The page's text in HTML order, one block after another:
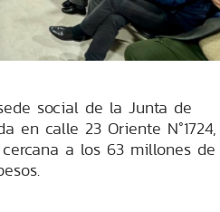
social de la Junta de
en calle 23 Oriente N°1724,
a los 63 millones de